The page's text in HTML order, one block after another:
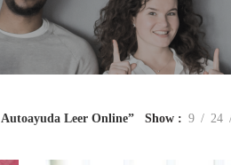
Leer Online” Show 9 24